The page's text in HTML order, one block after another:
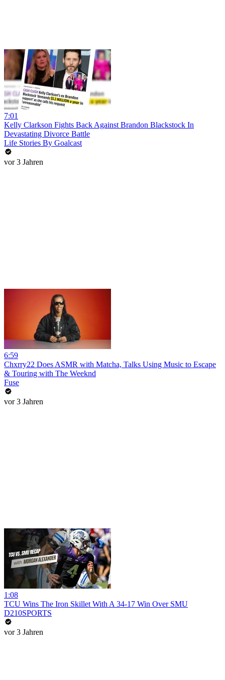
7:01
Kelly Clarkson Fights Back Against Brandon Blackstock In
Devastating Divorce Battle
Life Stories By Goalcast
vor 3 Jahren
6:59
Chxrry22 Does ASMR with Matcha, Talks Using Music to Escape
& Touring with The Weeknd
Fuse
vor 3 Jahren
1:08
TCU Wins The Iron Skillet With A 34-17 Win Over SMU
D210SPORTS
vor 3 Jahren